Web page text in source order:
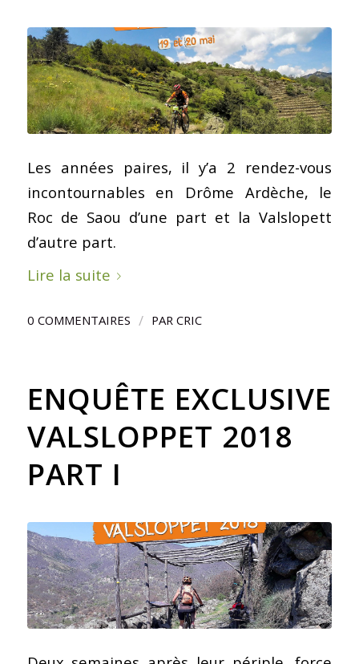
Les années paires, il y’a 2 rendez-vous
incontournables en Drôme Ardèche, le
Roc de Saou d’une part et la Valslopett
d’autre part.
Lire la suite
0 COMMENTAIRES / PAR CRIC
ENQUÊTE EXCLUSIVE
VALSLOPPET 2018
PART I